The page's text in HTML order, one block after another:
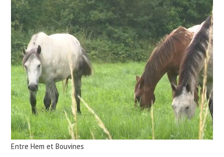
Entre Hem et Bouvines